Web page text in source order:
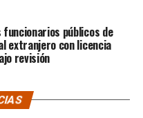
no han emitido
según Centella,
posteo, ha generado
mayoría, a favor
funcionarios públicos de
extranjero con licencia
revisión